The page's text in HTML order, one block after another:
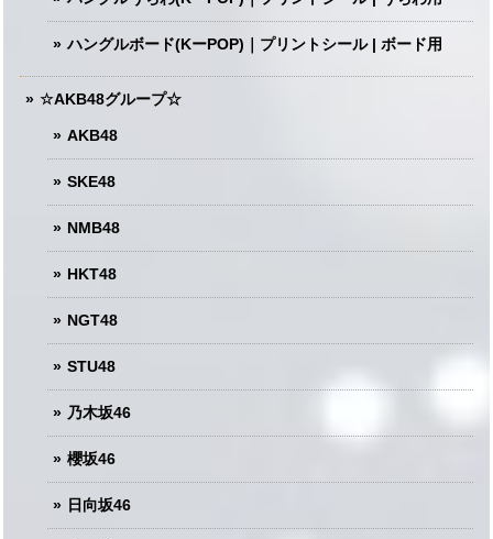
ハングルボード(KーPOP)｜プリントシール | ボード用
☆AKB48グループ☆
AKB48
SKE48
NMB48
HKT48
NGT48
STU48
乃木坂46
櫻坂46
日向坂46